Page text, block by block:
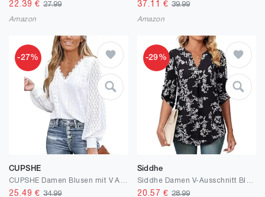
22.39 €27.99
Amazon
37.11 € 39.99
Amazon
-27%
CUPSHE
25.49 €34.99
-29%
Siddhe
20.57 € 28.99